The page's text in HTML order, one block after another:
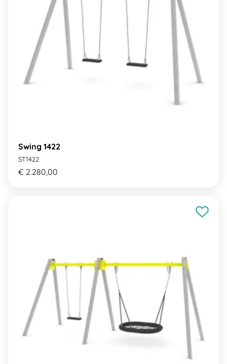
Swing 1422
ST1422
€ 2.280,00